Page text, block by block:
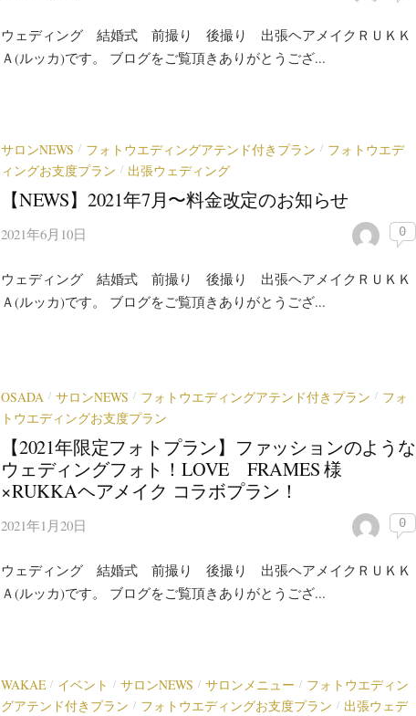
ウェディング 結婚式 前撮り 後撮り 出張ヘアメイクＲＵＫＫ
Ａ(ルッカ)です。 ブログをご覧頂きありがとうござ...
サロンNEWS / フォトウエディングアテンド付きプラン / フォトウエデ
ィングお支度プラン / 出張ウェディング
【NEWS】2021年7月〜料金改定のお知らせ
2021年6月10日 0
ウェディング 結婚式 前撮り 後撮り 出張ヘアメイクＲＵＫＫ
Ａ(ルッカ)です。 ブログをご覧頂きありがとうござ...
OSADA / サロンNEWS / フォトウエディングアテンド付きプラン / フォ
トウエディングお支度プラン
【2021年限定フォトプラン】ファッションのような
ウェディングフォト！LOVE FRAMES 様
×RUKKAヘアメイク コラボプラン！
2021年1月20日 0
ウェディング 結婚式 前撮り 後撮り 出張ヘアメイクＲＵＫＫ
Ａ(ルッカ)です。 ブログをご覧頂きありがとうござ...
WAKAE / イベント / サロンNEWS / サロンメニュー / フォトウエディン
グアテンド付きプラン / フォトウエディングお支度プラン / 出張ウェデ